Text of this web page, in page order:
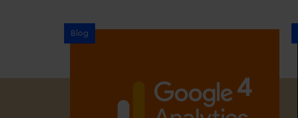
Blog